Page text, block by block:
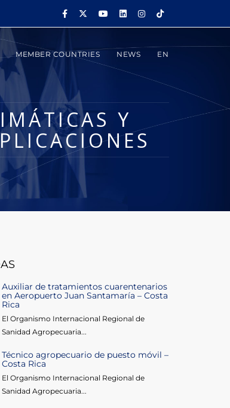
MEMBER COUNTRIES NEWS EN
Y
Auxiliar de tratamientos cuarentenarios
en Aeropuerto Juan Santamaría – Costa
Rica
El Organismo Internacional Regional de
Sanidad Agropecuaria...
Técnico agropecuario de puesto móvil –
Costa Rica
El Organismo Internacional Regional de
Sanidad Agropecuaria...